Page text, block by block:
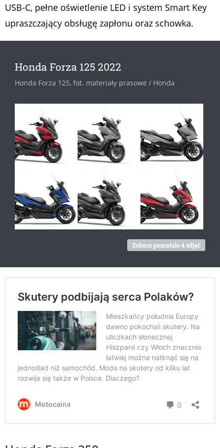
USB-C, pełne oświetlenie LED i system Smart Key
upraszczający obsługę zapłonu oraz schowka.
Honda Forza 125 2022
Honda Forza 125, fot. materiały prasowe / Honda
Zobacz pozostałe 4 zdjęć